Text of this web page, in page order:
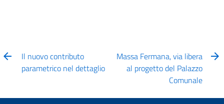
Il nuovo contributo
parametrico nel dettaglio
Massa Fermana, via libera
al progetto del Palazzo
Comunale